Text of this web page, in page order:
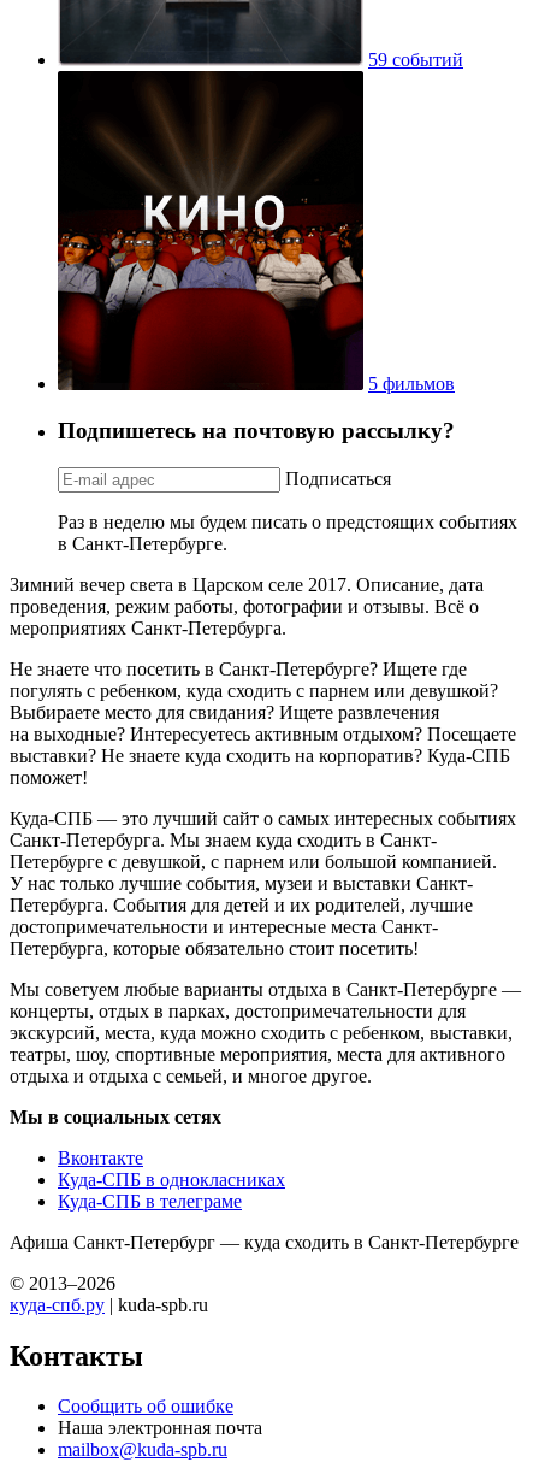
59 событий
5 фильмов
Подпишетесь на почтовую рассылку?
Подписаться
Раз в неделю мы будем писать о предстоящих событиях
в Санкт-Петербурге.
Зимний вечер света в Царском селе 2017. Описание, дата
проведения, режим работы, фотографии и отзывы. Всё о
мероприятиях Санкт-Петербурга.
Не знаете что посетить в Санкт-Петербурге? Ищете где
погулять с ребенком, куда сходить с парнем или девушкой?
Выбираете место для свидания? Ищете развлечения
на выходные? Интересуетесь активным отдыхом? Посещаете
выставки? Не знаете куда сходить на корпоратив? Куда-СПБ
поможет!
Куда-СПБ — это лучший сайт о самых интересных событиях
Санкт-Петербурга. Мы знаем куда сходить в Санкт-
Петербурге с девушкой, с парнем или большой компанией.
У нас только лучшие события, музеи и выставки Санкт-
Петербурга. События для детей и их родителей, лучшие
достопримечательности и интересные места Санкт-
Петербурга, которые обязательно стоит посетить!
Мы советуем любые варианты отдыха в Санкт-Петербурге —
концерты, отдых в парках, достопримечательности для
экскурсий, места, куда можно сходить с ребенком, выставки,
театры, шоу, спортивные мероприятия, места для активного
отдыха и отдыха с семьей, и многое другое.
Мы в социальных сетях
Вконтакте
Куда-СПБ в однокласниках
Куда-СПБ в телеграме
Афиша Санкт-Петербург — куда сходить в Санкт-Петербурге
© 2013–2026
куда-спб.ру | kuda-spb.ru
Контакты
Сообщить об ошибке
Наша электронная почта
mailbox@kuda-spb.ru